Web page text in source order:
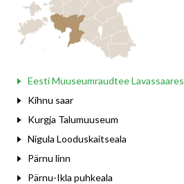
Eesti Muuseumraudtee Lavassaares
Kihnu saar
Kurgja Talumuuseum
Nigula Looduskaitseala
Pärnu linn
Pärnu-Ikla puhkeala